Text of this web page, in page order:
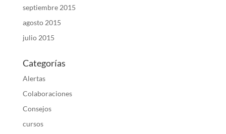
septiembre 2015
agosto 2015
julio 2015
Categorías
Alertas
Colaboraciones
Consejos
cursos